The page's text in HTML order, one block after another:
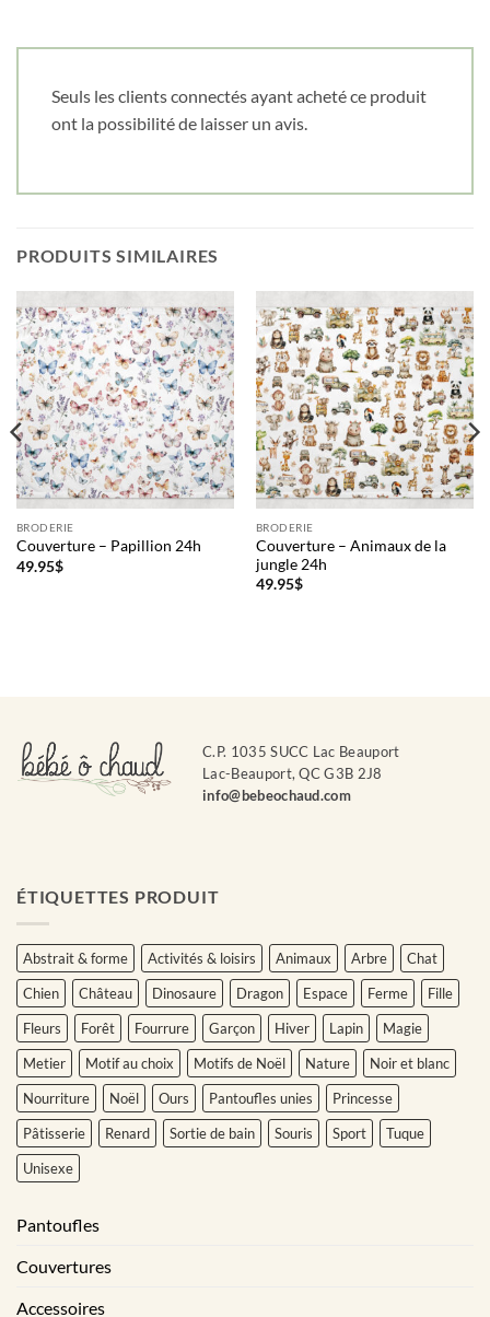
Seuls les clients connectés ayant acheté ce produit
ont la possibilité de laisser un avis.
PRODUITS SIMILAIRES
BRODERIE
Couverture – Papillion 24h
49.95$
BRODERIE
Couverture – Animaux de la
jungle 24h
49.95$
C.P. 1035 SUCC Lac Beauport
Lac-Beauport, QC G3B 2J8
info@bebeochaud.com
ÉTIQUETTES PRODUIT
Abstrait & forme Activités & loisirs Animaux Arbre
Chat
Chien
Château Dinosaure Dragon Espace Ferme
Fille
Fleurs
Forêt Fourrure Garçon Hiver Lapin
Magie
Metier
Motif au choix Motifs de Noël Nature
Noir et blanc
Nourriture
Noël Ours Pantoufles unies
Princesse
Pâtisserie
Renard Sortie de bain Souris Sport
Tuque
Unisexe
Pantoufles
Couvertures
Accessoires